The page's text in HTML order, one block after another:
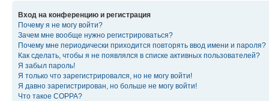
Вход на конференцию и регистрация
Почему я не могу войти?
Зачем мне вообще нужно регистрироваться?
Почему мне периодически приходится повторять ввод имени и пароля?
Как сделать, чтобы я не появлялся в списке активных пользователей?
Я забыл пароль!
Я только что зарегистрировался, но не могу войти!
Я давно зарегистрирован, но больше не могу войти!
Что такое COPPA?